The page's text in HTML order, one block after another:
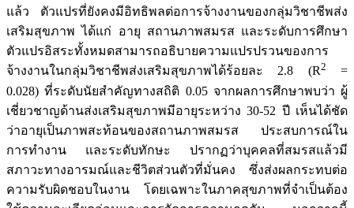
แล้ว ตัวแปรที่ยังคงมีอิทธิพลต่อการจ้างงานของกลุ่มวิชาชีพส่ง
เสริมสุขภาพ ได้แก่ อายุ สถานภาพสมรส และระดับการศึกษา
ตัวแปรอิสระทั้งหมดสามารถอธิบายความแปรปรวนของการ
จ้างงานในกลุ่มวิชาชีพส่งเสริมสุขภาพได้ร้อยละ 2.8 (R2
=
0.028) ที่ระดับนัยสำคัญทางสถิติ 0.05 จากผลการศึกษาพบว่า ผู้
เชี่ยวชาญด้านส่งเสริมสุขภาพมีอายุระหว่าง 30-52 ปี เห็นได้ชัด
ว่าอายุเป็นภาพสะท้อนของสถานภาพสมรส ประสบการณ์ใน
การทำงาน และระดับทักษะ ปรากฏว่าบุคคลที่สมรสแล้วมี
สภาวะทางอารมณ์และชีวิตส่วนตัวที่มั่นคง ซึ่งส่งผลกระทบต่อ
ความรับผิดชอบในงาน โดยเฉพาะในภาคสุขภาพที่จำเป็นต้อง